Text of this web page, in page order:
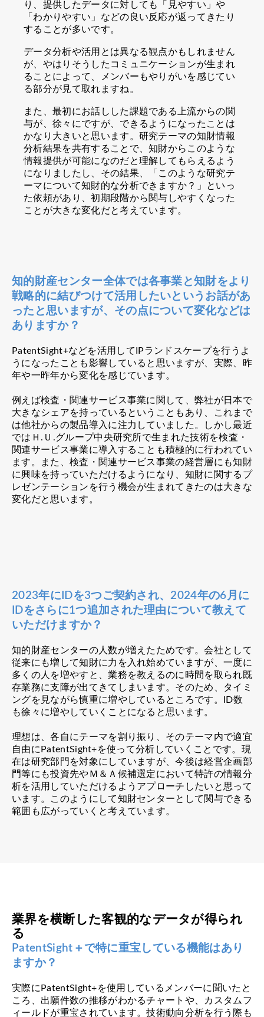
り、提供したデータに対しても「見やすい」や
「わかりやすい」などの良い反応が返ってきたり
することが多いです。
データ分析や活用とは異なる観点かもしれません
が、やはりそうしたコミュニケーションが生まれ
ることによって、メンバーもやりがいを感じてい
る部分が見て取れますね。
また、最初にお話しした課題である上流からの関
与が、徐々にですが、できるようになったことは
かなり大きいと思います。研究テーマの知財情報
分析結果を共有することで、知財からこのような
情報提供が可能になのだと理解してもらえるよう
になりましたし、その結果、「このような研究テ
ーマについて知財的な分析できますか？」といっ
た依頼があり、初期段階から関与しやすくなった
ことが大きな変化だと考えています。
知的財産センター全体では各事業と知財をより
戦略的に結びつけて活用したいというお話があ
ったと思いますが、その点について変化などは
ありますか？
PatentSight+などを活用してIPランドスケープを行うよ
うになったことも影響していると思いますが、実際、昨
年や一昨年から変化を感じています。
例えば検査・関連サービス事業に関して、弊社が日本で
大きなシェアを持っているということもあり、これまで
は他社からの製品導入に注力していました。しかし最近
ではＨ.Ｕ.グループ中央研究所で生まれた技術を検査・
関連サービス事業に導入することも積極的に行われてい
ます。また、検査・関連サービス事業の経営層にも知財
に興味を持っていただけるようになり、知財に関するプ
レゼンテーションを行う機会が生まれてきたのは大きな
変化だと思います。
2023年にIDを3つご契約され、2024年の6月に
IDをさらに1つ追加された理由について教えて
いただけますか？
知的財産センターの人数が増えたためです。会社として
従来にも増して知財に力を入れ始めていますが、一度に
多くの人を増やすと、業務を教えるのに時間を取られ既
存業務に支障が出てきてしまいます。そのため、タイミ
ングを見ながら慎重に増やしているところです。ID数
も徐々に増やしていくことになると思います。
理想は、各自にテーマを割り振り、そのテーマ内で適宜
自由にPatentSight+を使って分析していくことです。現
在は研究部門を対象にしていますが、今後は経営企画部
門等にも投資先やＭ＆Ａ候補選定において特許の情報分
析を活用していただけるようアプローチしたいと思って
います。このようにして知財センターとして関与できる
範囲も広がっていくと考えています。
業界を横断した客観的なデータが得られ
る
PatentSight＋で特に重宝している機能はあり
ますか？
実際にPatentSight+を使用しているメンバーに聞いたと
ころ、出願件数の推移がわかるチャートや、カスタムフ
ィールドが重宝されています。技術動向分析を行う際も